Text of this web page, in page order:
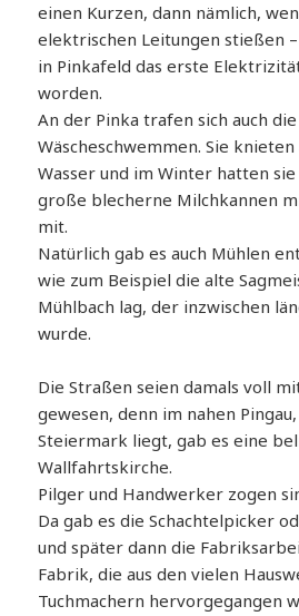
einen Kurzen, dann nämlich,
elektrischen Leitungen stießen
in Pinkafeld das erste
worden.
An der Pinka trafen sich auch
Wäscheschwemmen. Sie
Wasser und im Winter hatten
große blecherne Milchkannen
mit.
Natürlich gab es auch Mühlen
wie zum Beispiel die alte
Mühlbach lag, der inzwischen
wurde.
Die Straßen seien damals voll
gewesen, denn im nahen
Steiermark liegt, gab es eine
Wallfahrtskirche.
Pilger und Handwerker zogen
Da gab es die Schachtelpicker
und später dann die
Fabrik, die aus den vielen
Tuchmachern hervorgegangen